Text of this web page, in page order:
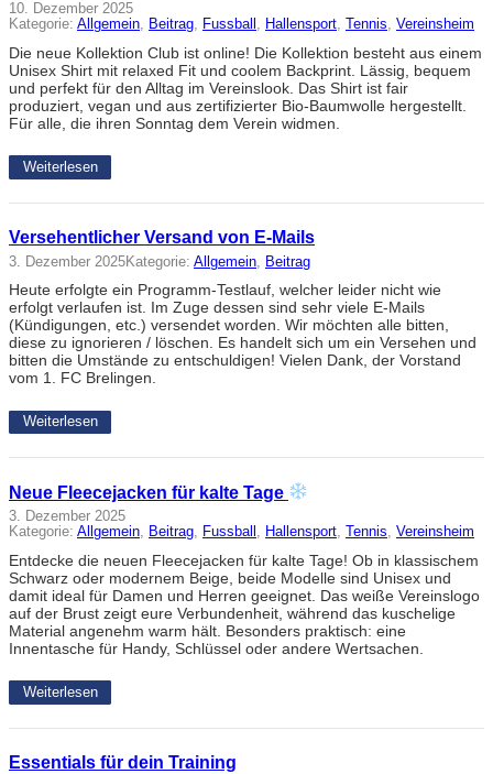
10. Dezember 2025
Kategorie: Allgemein, Beitrag, Fussball , Hallensport, Tennis, Vereinsheim
Die neue Kollektion Club ist online! Die Kollektion besteht aus einem
Unisex Shirt mit relaxed Fit und coolem Backprint. Lässig, bequem
und perfekt für den Alltag im Vereinslook. Das Shirt ist fair
produziert, vegan und aus zertifizierter Bio-Baumwolle hergestellt.
Für alle, die ihren Sonntag dem Verein widmen.
Weiterlesen
Versehentlicher Versand von E-Mails
3. Dezember 2025Kategorie: Allgemein Beitrag
Heute erfolgte ein Programm-Testlauf, welcher leider nicht wie
erfolgt verlaufen ist. Im Zuge dessen sind sehr viele E-Mails
(Kündigungen, etc.) versendet worden. Wir möchten alle bitten,
diese zu ignorieren / löschen. Es handelt sich um ein Versehen und
bitten die Umstände zu entschuldigen! Vielen Dank, der Vorstand
vom 1. FC Brelingen.
Weiterlesen
Neue Fleecejacken für kalte Tage
3. Dezember 2025
Kategorie: Allgemein, Beitrag, Fussball , Hallensport, Tennis, Vereinsheim
Entdecke die neuen Fleecejacken für kalte Tage! Ob in klassischem
Schwarz oder modernem Beige, beide Modelle sind Unisex und
damit ideal für Damen und Herren geeignet. Das weiße Vereinslogo
auf der Brust zeigt eure Verbundenheit, während das kuschelige
Material angenehm warm hält. Besonders praktisch: eine
Innentasche für Handy, Schlüssel oder andere Wertsachen.
Weiterlesen
Essentials für dein Training